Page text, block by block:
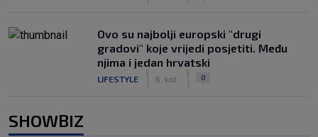
Ovo su najbolji europski "drugi
gradovi" koje vrijedi posjetiti. Među
njima i jedan hrvatski
LIFESTYLE 6. kol. 0
SHOWBIZ